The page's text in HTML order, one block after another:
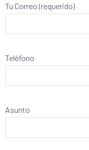
Tu Correo (requerido)
Teléfono
Asunto